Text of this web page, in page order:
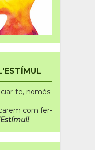
te, només
com fer-